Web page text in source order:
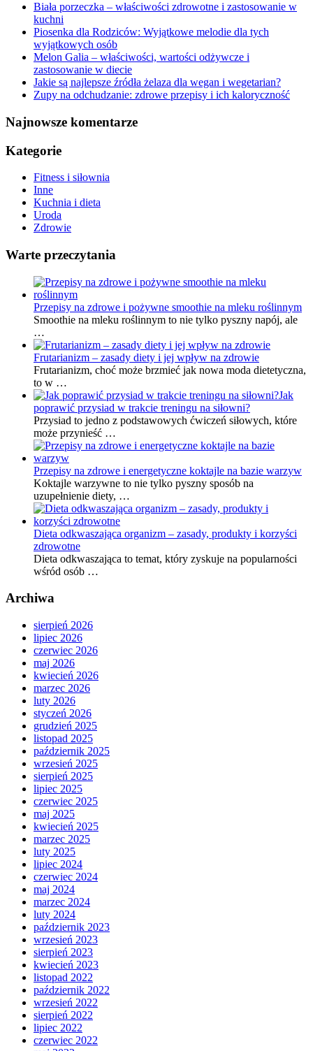
Biała porzeczka – właściwości zdrowotne i zastosowanie w
kuchni
Piosenka dla Rodziców: Wyjątkowe melodie dla tych
wyjątkowych osób
Melon Galia – właściwości, wartości odżywcze i
zastosowanie w diecie
Jakie są najlepsze źródła żelaza dla wegan i wegetarian?
Zupy na odchudzanie: zdrowe przepisy i ich kaloryczność
Najnowsze komentarze
Kategorie
Fitness i siłownia
Inne
Kuchnia i dieta
Uroda
Zdrowie
Warte przeczytania
Przepisy na zdrowe i pożywne smoothie na mleku roślinnym
Smoothie na mleku roślinnym to nie tylko pyszny napój, ale
…
Frutarianizm – zasady diety i jej wpływ na zdrowie
Frutarianizm, choć może brzmieć jak nowa moda dietetyczna,
to w …
Jak
poprawić przysiad w trakcie treningu na siłowni?
Przysiad to jedno z podstawowych ćwiczeń siłowych, które
może przynieść …
Przepisy na zdrowe i energetyczne koktajle na bazie warzyw
Koktajle warzywne to nie tylko pyszny sposób na
uzupełnienie diety, …
Dieta odkwaszająca organizm – zasady, produkty i korzyści
zdrowotne
Dieta odkwaszająca to temat, który zyskuje na popularności
wśród osób …
Archiwa
sierpień 2026
lipiec 2026
czerwiec 2026
maj 2026
kwiecień 2026
marzec 2026
luty 2026
styczeń 2026
grudzień 2025
listopad 2025
październik 2025
wrzesień 2025
sierpień 2025
lipiec 2025
czerwiec 2025
maj 2025
kwiecień 2025
marzec 2025
luty 2025
lipiec 2024
czerwiec 2024
maj 2024
marzec 2024
luty 2024
październik 2023
wrzesień 2023
sierpień 2023
kwiecień 2023
listopad 2022
październik 2022
wrzesień 2022
sierpień 2022
lipiec 2022
czerwiec 2022